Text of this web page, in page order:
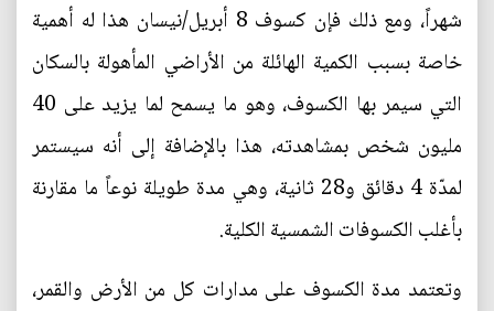
شهراً، ومع ذلك فإن كسوف 8 أبريل/نيسان هذا له أهمية
خاصة بسبب الكمية الهائلة من الأراضي المأهولة بالسكان
التي سيمر بها الكسوف، وهو ما يسمح لما يزيد على 40
مليون شخص بمشاهدته، هذا بالإضافة إلى أنه سيستمر
لمدّة 4 دقائق و28 ثانية، وهي مدة طويلة نوعاً ما مقارنة
بأغلب الكسوفات الشمسية الكلية.
وتعتمد مدة الكسوف على مدارات كل من الأرض والقمر،